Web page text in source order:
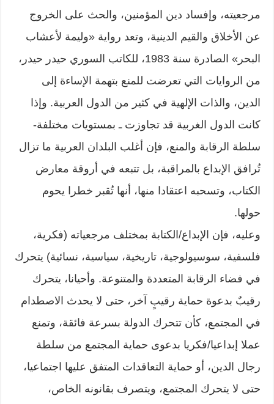
مرجعيته، وإفساد دين المؤمنين، والحث على الخروج
عن الأخلاق والقيم الدينية، وتعد رواية «وليمة لأعشاب
البحر» الصادرة سنة 1983، للكاتب السوري حيدر حيدر،
من الروايات التي تعرضت للمنع بتهمة الإساءة إلى
الدين، والذات الإلهية في كثير من الدول العربية. وإذا
كانت الدول الغربية قد تجاوزت ـ بمستويات مختلفة-
سلطة الرقابة والمنع، فإن أغلب البلدان العربية ما تزال
تُرافق الإبداع بالمراقبة، بل تتبعه في أروقة معارض
الكتاب، وتسحبه اعتقادا منها، أنها تُقبر خطرا يحوم
حولها.
وعليه، فإن الإبداع/الكتابة بمختلف مرجعياته (فكرية،
فلسفية، سوسيولوجية، تاريخية، سياسية، نسائية) يتحرك
في فضاء الرقابة المتعددة والمتنوعة. وأحيانا، يتحرك
رقيبٌ بدعوة حماية رقيبٍ آخر، حتى لا يحدث الاصطدام
في المجتمع، كأن تتحرك الدولة بسرعة فائقة، وتمنع
عملا إبداعيا/فكريا بدعوى حماية المجتمع من سلطة
رجال الدين، أو حماية التعاقدات المتفق عليها اجتماعيا،
حتى لا يتحرك المجتمع، ويتصرف بقانونه الخاص،